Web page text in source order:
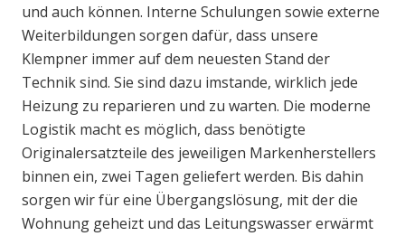
und auch können. Interne Schulungen sowie externe
Weiterbildungen sorgen dafür, dass unsere
Klempner immer auf dem neuesten Stand der
Technik sind. Sie sind dazu imstande, wirklich jede
Heizung zu reparieren und zu warten. Die moderne
Logistik macht es möglich, dass benötigte
Originalersatzteile des jeweiligen Markenherstellers
binnen ein, zwei Tagen geliefert werden. Bis dahin
sorgen wir für eine Übergangslösung, mit der die
Wohnung geheizt und das Leitungswasser erwärmt